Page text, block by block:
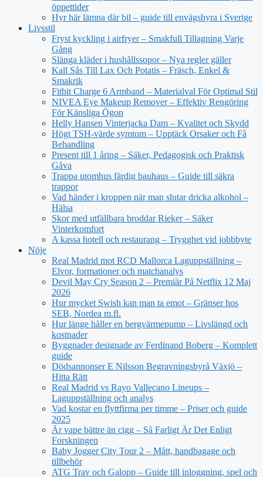
öppettider
Hyr här lämna där bil – guide till envägshyra i Sverige
Livsstil
Fryst kyckling i airfryer – Smakfull Tillagning Varje
Gång
Slänga kläder i hushållssopor – Nya regler gäller
Kall Sås Till Lax Och Potatis – Fräsch, Enkel &
Smakrik
Fitbit Charge 6 Armband – Materialval För Optimal Stil
NIVEA Eye Makeup Remover – Effektiv Rengöring
För Känsliga Ögon
Helly Hansen Vinterjacka Dam – Kvalitet och Skydd
Högt TSH-värde symtom – Upptäck Orsaker och Få
Behandling
Present till 1 åring – Säker, Pedagogisk och Praktisk
Gåva
Trappa utomhus färdig bauhaus – Guide till säkra
trappor
Vad händer i kroppen när man slutar dricka alkohol –
Hälsa
Skor med utfällbara broddar Rieker – Säker
Vinterkomfort
A kassa hotell och restaurang – Trygghet vid jobbbyte
Nöje
Real Madrid mot RCD Mallorca Laguppställning –
Elvor, formationer och matchanalys
Devil May Cry Season 2 – Premiär På Netflix 12 Maj
2026
Hur mycket Swish kan man ta emot – Gränser hos
SEB, Nordea m.fl.
Hur länge håller en bergvärmepump – Livslängd och
kostnader
Byggnader designade av Ferdinand Boberg – Komplett
guide
Dödsannonser E Nilsson Begravningsbyrå Växjö –
Hitta Rätt
Real Madrid vs Rayo Vallecano Lineups –
Laguppställning och analys
Vad kostar en flyttfirma per timme – Priser och guide
2025
Är vape bättre än cigg – Så Farligt Är Det Enligt
Forskningen
Baby Jogger City Tour 2 – Mått, handbagage och
tillbehör
ATG Trav och Galopp – Guide till inloggning, spel och